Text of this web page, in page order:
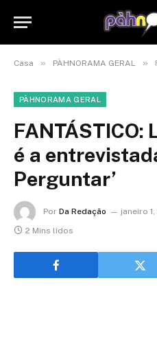
Casa » PÀHNORAMA GERAL »
PÀHNORAMA GERAL
FANTÁSTICO:
é a
Perguntar’
Por Da Redação janeiro
2 Mins lidos